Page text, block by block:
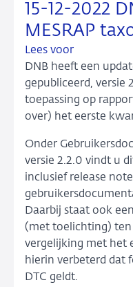
15-12-2022
MESRAP
Lees voor
DNB heeft een
gepubliceerd, versie
toepassing op
over) het eerste
Onder
versie 2.2.0 vindt u
inclusief release
Daarbij staat ook
(met toelichting) ten
vergelijking met het
hierin verbeterd dat
DTC geldt.